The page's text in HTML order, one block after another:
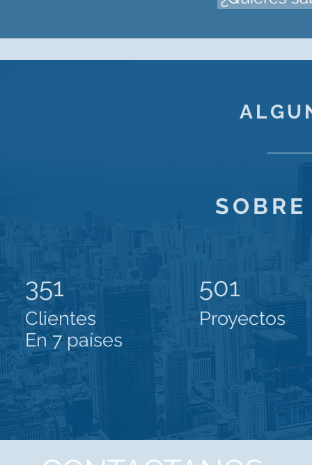
351
Clientes
En 7 países
501
Proyectos